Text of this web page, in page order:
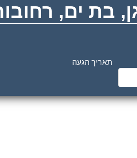
בת ים,
תאריך הגעה